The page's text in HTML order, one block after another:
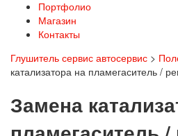
Портфолио
Магазин
Контакты
Глушитель сервис автосервис >
катализатора на пламегаситель /
Замена